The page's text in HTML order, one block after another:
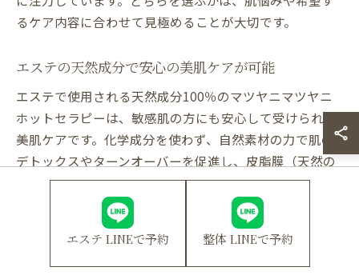
るケア内容に合わせて見極めることが大切です。
エステの天然成分で安心の美肌ケアが可能
エステで使用される天然成分100％のマツヤニマツヤニ
ホットセラピーは、敏感肌の方にも安心して受けられる
美肌ケアです。化学成分を使わず、自然素材の力で肌の
デトックスやターンオーバーを促進し、皮脂膜（天然の
美容クリーム）を作れる肌へと導きます。たとえば、ニ
キビや顔だになどのトラブルも、肌本来の力を育てるこ
とで根本からのケアが可能です。安心して続けられる施
術で、年齢を問わず若々しい肌を目指す方におすすめで
エステ LINEで予約 整体 LINEで予約